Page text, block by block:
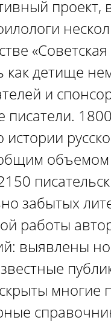
проект,
детище
и
писатели.
истории
объемом
забытых
работы
выявлены
многие